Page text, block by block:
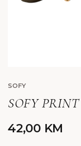
SOFY
SOFY PRINT
42,00 KM